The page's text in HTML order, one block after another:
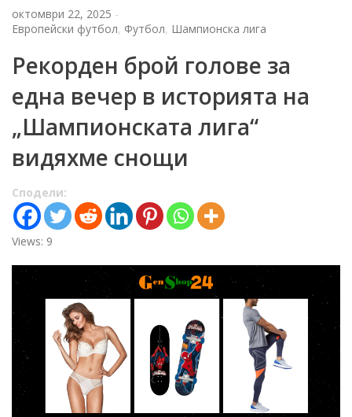
октомври 22, 2025 -
Европейски футбол, Футбол, Шампионска лига
Рекорден брой голове за
една вечер в историята на
„Шампионската лига“
видяхме снощи
Сподели:
Views: 9